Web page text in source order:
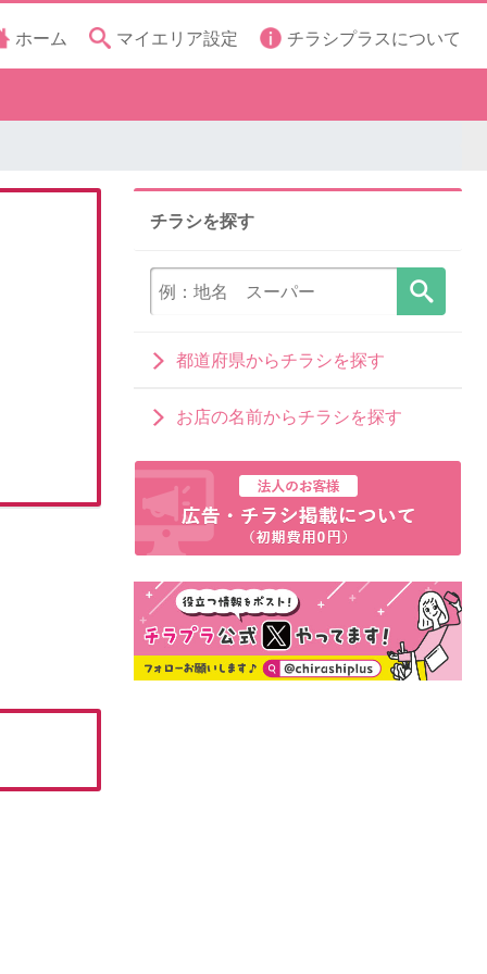
ホーム マイエリア設定 チラシプラスについて
チラシを探す
都道府県からチラシを探す
お店の名前からチラシを探す